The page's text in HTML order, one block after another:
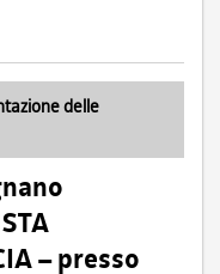
delle
– presso